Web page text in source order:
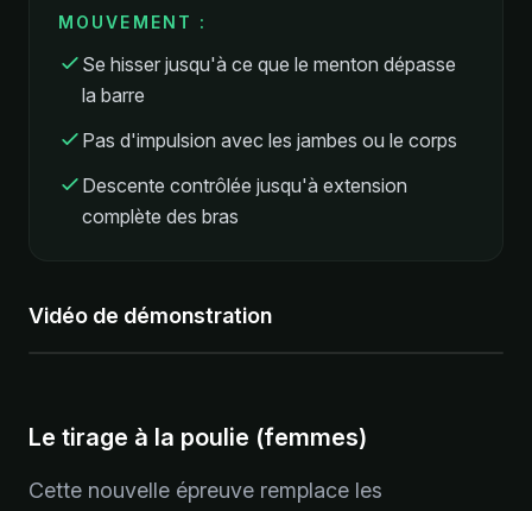
MOUVEMENT :
Se hisser jusqu'à ce que le menton dépasse
la barre
Pas d'impulsion avec les jambes ou le corps
Descente contrôlée jusqu'à extension
complète des bras
Vidéo de démonstration
Le tirage à la poulie (femmes)
Cette nouvelle épreuve remplace les